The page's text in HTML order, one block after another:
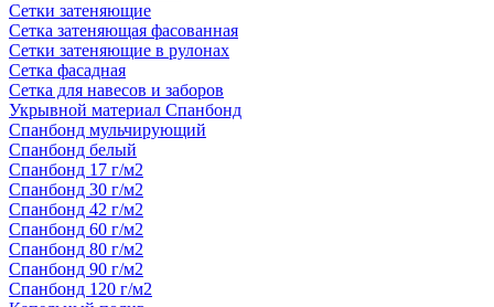
Сетки затеняющие
Сетка затеняющая фасованная
Сетки затеняющие в рулонах
Сетка фасадная
Сетка для навесов и заборов
Укрывной материал Спанбонд
Спанбонд мульчирующий
Спанбонд белый
Спанбонд 17 г/м2
Спанбонд 30 г/м2
Спанбонд 42 г/м2
Спанбонд 60 г/м2
Спанбонд 80 г/м2
Спанбонд 90 г/м2
Спанбонд 120 г/м2